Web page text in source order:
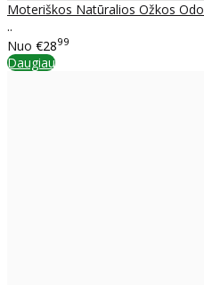
Moteriškos Natūralios Ožkos
..
Nuo €2899
Daugiau